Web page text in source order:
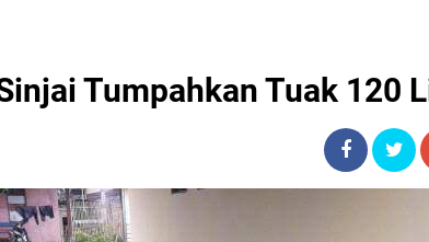
Tumpahkan Tuak 120